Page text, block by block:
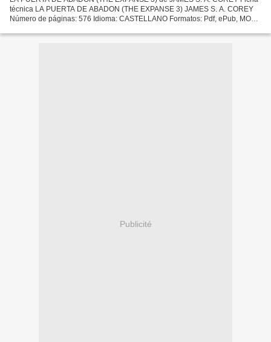
técnica LA PUERTA DE ABADON (THE EXPANSE 3) JAMES S. A. COREY
Número de páginas: 576 Idioma: CASTELLANO Formatos: Pdf, ePub, MOBI,
Publicité